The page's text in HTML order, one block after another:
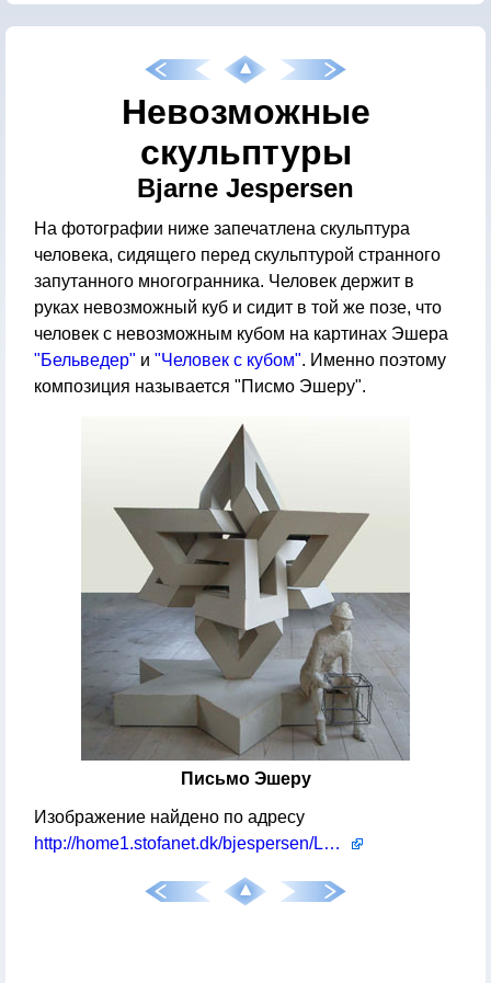
Невозможные
скульптуры
Bjarne Jespersen
На фотографии ниже запечатлена скульптура
человека, сидящего перед скульптурой странного
запутанного многогранника. Человек держит в
руках невозможный куб и сидит в той же позе, что
человек с невозможным кубом на картинах Эшера
"Бельведер" и "Человек с кубом". Именно поэтому
композиция называется "Писмо Эшеру".
Письмо Эшеру
Изображение найдено по адресу
http://home1.stofanet.dk/bjespersen/Large.html